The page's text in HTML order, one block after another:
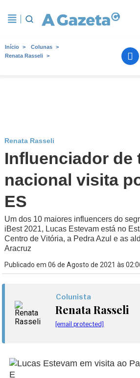
Início
Colunas
Renata Rasseli
Renata Rasseli
Influenciador de
nacional visita
ES
Um dos 10 maiores influencers do
iBest 2021, Lucas Estevam está no
Centro de Vitória, a Pedra Azul e as
Aracruz
Publicado em 06 de Agosto de 2021 às
Colunista
Renata Rasseli
[email protected]